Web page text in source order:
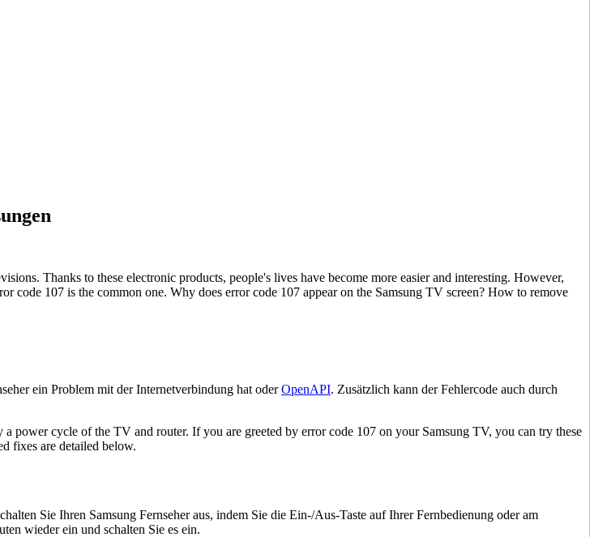
Thanks to these electronic products, people's lives have become more easier and interesting. However,
code 107 is the common one. Why does error code 107 appear on the Samsung TV screen? How to remove
ein Problem mit der Internetverbindung hat oderOpenAPI. Zusätzlich kann der Fehlercode auch durch
power cycle of the TV and router. If you are greeted by error code 107 on your Samsung TV, you can try these
fixes are detailed below.
Sie Ihren Samsung Fernseher aus, indem Sie die Ein-/Aus-Taste auf Ihrer Fernbedienung oder am
wieder ein und schalten Sie es ein.